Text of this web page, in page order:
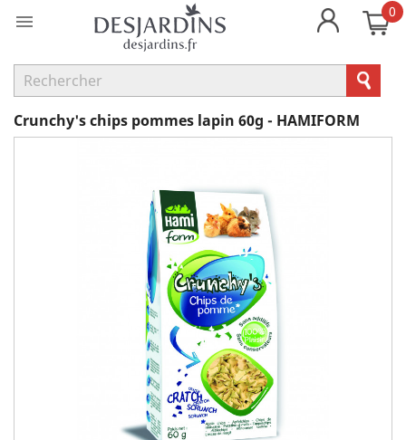
 0
Crunchy's chips pommes lapin 60g - HAMIFORM